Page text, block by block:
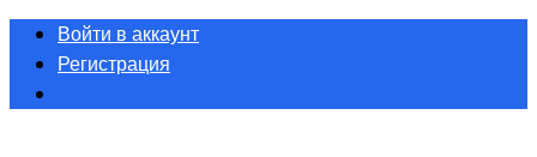
Войти в аккаунт
Регистрация